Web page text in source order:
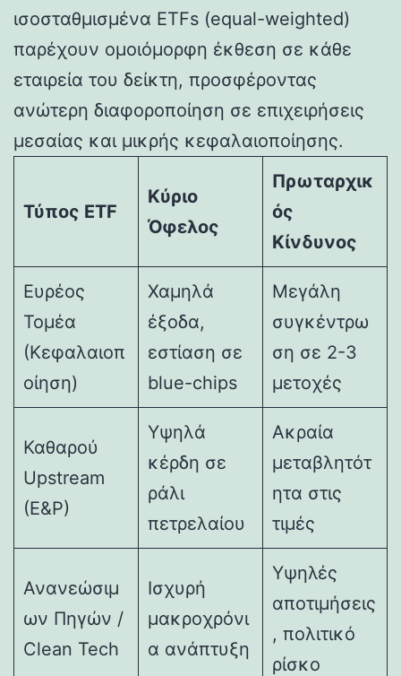
ισοσταθμισμένα ETFs (equal-weighted)
παρέχουν ομοιόμορφη έκθεση σε κάθε
εταιρεία του δείκτη, προσφέροντας
ανώτερη διαφοροποίηση σε επιχειρήσεις
μεσαίας και μικρής κεφαλαιοποίησης.
Τύπος ETF
Κύριο
Όφελος
Πρωταρχικ
ός
Κίνδυνος
Ευρέος
Τομέα
(Κεφαλαιοπ
οίηση)
Χαμηλά
έξοδα,
εστίαση σε
blue-chips
Μεγάλη
συγκέντρω
ση σε 2-3
μετοχές
Καθαρού
Upstream
(E&P)
Υψηλά
κέρδη σε
ράλι
πετρελαίου
Ακραία
μεταβλητότ
ητα στις
τιμές
Ανανεώσιμ
ων Πηγών /
Clean Tech
Ισχυρή
μακροχρόνι
α ανάπτυξη
Υψηλές
αποτιμήσεις
, πολιτικό
ρίσκο